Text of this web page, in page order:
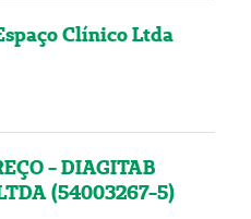
Clínico Ltda
- DIAGITAB
(54003267-5)